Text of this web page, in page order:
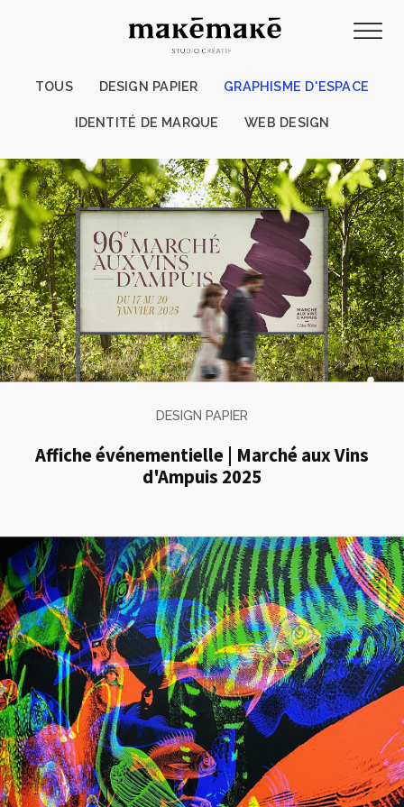
TOUS DESIGN PAPIER GRAPHISME D'ESPACE
IDENTITÉ DE MARQUE WEB DESIGN
DESIGN PAPIER
Affiche événementielle | Marché aux Vins
d'Ampuis 2025